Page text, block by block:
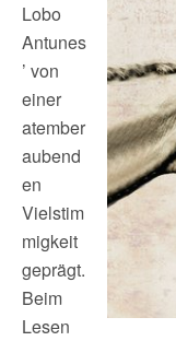
Lobo
Antunes
’ von
einer
atember
aubend
en
Vielstim
migkeit
geprägt.
Beim
Lesen